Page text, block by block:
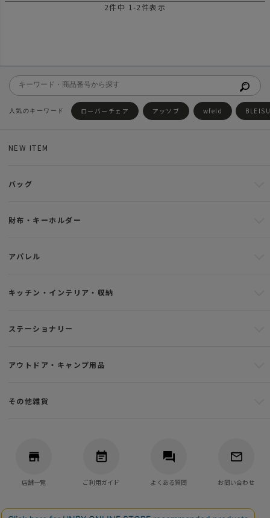
2件中 1 -2件表示
ローバーチェア アッソブ wfeld
NEW ITEM
バッグ
財布・キーホルダー
アパレル
キッチン・インテリア・収納
ステーショナリー
アウトドア・キャンプ用品
その他雑貨
店舗一覧 ご利用ガイド よくある質問 お問い合わせ